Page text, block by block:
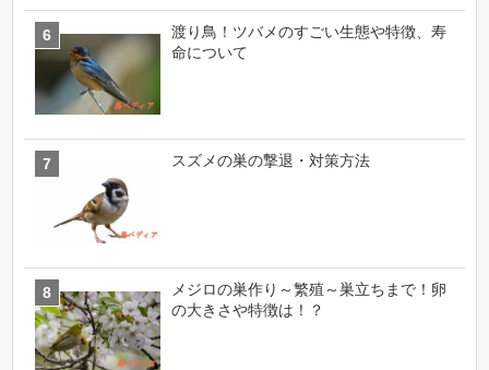
渡り鳥！ツバメのすごい生態や特徴、寿
命について
スズメの巣の撃退・対策方法
メジロの巣作り～繁殖～巣立ちまで！卵
の大きさや特徴は！？